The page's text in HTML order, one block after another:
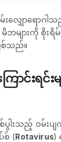
လျှောရောဂါသည်
ဘများကို စိုးရိ
စ်သည်။
ာင်းရင်းမ
ါးသည့် ဝမ်းပျ
စ် (Rotavirus)